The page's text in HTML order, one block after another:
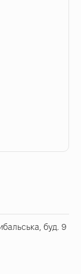
буд. 9